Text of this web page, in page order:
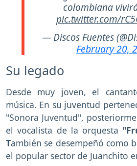
colombiana
pic.twitter.com/
— Discos Fuentes
February 20,
Su legado
Desde muy joven, el
música. En su juventud
"Sonora Juventud",
el vocalista de la orquesta
También se desempeñó como
el popular sector de Juanchito